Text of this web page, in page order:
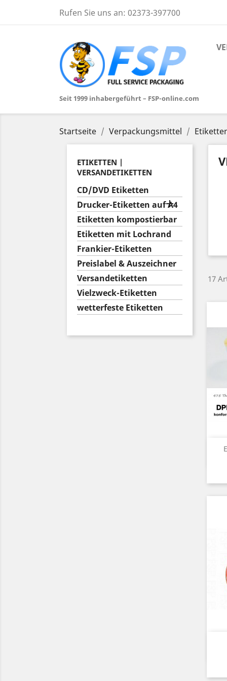
Rufen Sie uns an: 02373-397700
Seit 1999 inhabergeführt – FSP-online.com
Startseite Verpackungsmittel
ETIKETTEN |
VERSANDETIKETTEN
CD/DVD Etiketten
Drucker-Etiketten auf A4

Etiketten kompostierbar
Etiketten mit Lochrand
Frankier-Etiketten
Preislabel & Auszeichner
Versandetiketten
Vielzweck-Etiketten
wetterfeste Etiketten
17